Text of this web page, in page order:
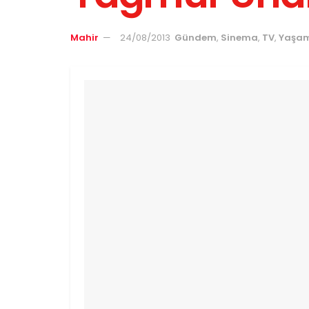
Mahir 24/08/2013 Gündem, Sinema, TV,